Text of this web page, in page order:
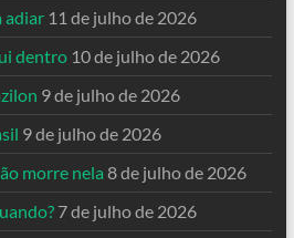
adiar 11 de julho de 2026
dentro 10 de julho de 2026
9 de julho de 2026
9 de julho de 2026
morre nela 8 de julho de 2026
7 de julho de 2026